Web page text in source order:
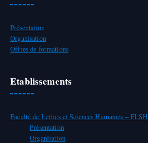
Présentation
Organisation
Offres de formations
Etablissements
Faculté de Lettres et Sciences Humaines – FLSH
Présentation
Organisation